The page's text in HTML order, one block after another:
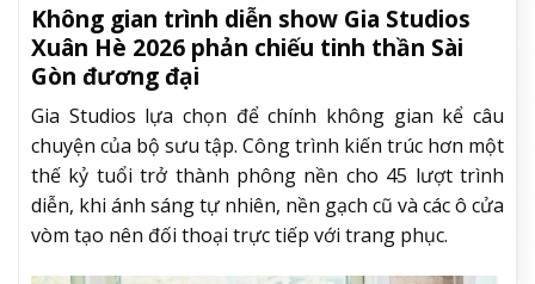
Không gian trình diễn show Gia Studios
Xuân Hè 2026 phản chiếu tinh thần Sài
Gòn đương đại
Gia Studios lựa chọn để chính không gian kể câu
chuyện của bộ sưu tập. Công trình kiến trúc hơn một
thế kỷ tuổi trở thành phông nền cho 45 lượt trình
diễn, khi ánh sáng tự nhiên, nền gạch cũ và các ô cửa
vòm tạo nên đối thoại trực tiếp với trang phục.